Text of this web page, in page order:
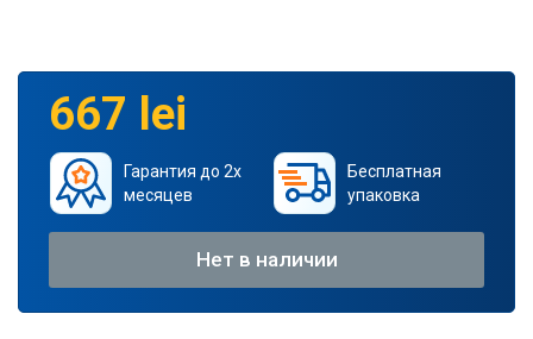
667 lei
Гарантия до 2х
месяцев
Бесплатная
упаковка
Нет в наличии